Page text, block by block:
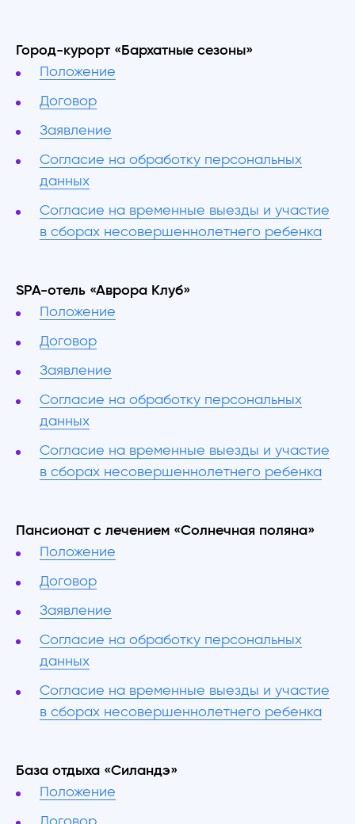
Город-курорт «Бархатные сезоны»
Положение
Договор
Заявление
Согласие на обработку персональных
данных
Согласие на временные выезды и участие
в сборах несовершеннолетнего ребенка
SPA-отель «Аврора Клуб»
Положение
Договор
Заявление
Согласие на обработку персональных
данных
Согласие на временные выезды и участие
в сборах несовершеннолетнего ребенка
Пансионат с лечением «Солнечная поляна»
Положение
Договор
Заявление
Согласие на обработку персональных
данных
Согласие на временные выезды и участие
в сборах несовершеннолетнего ребенка
База отдыха «Силандэ»
Положение